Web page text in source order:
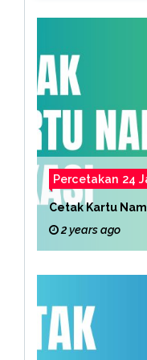
Percetakan 24
Cetak Kartu
2 years ago